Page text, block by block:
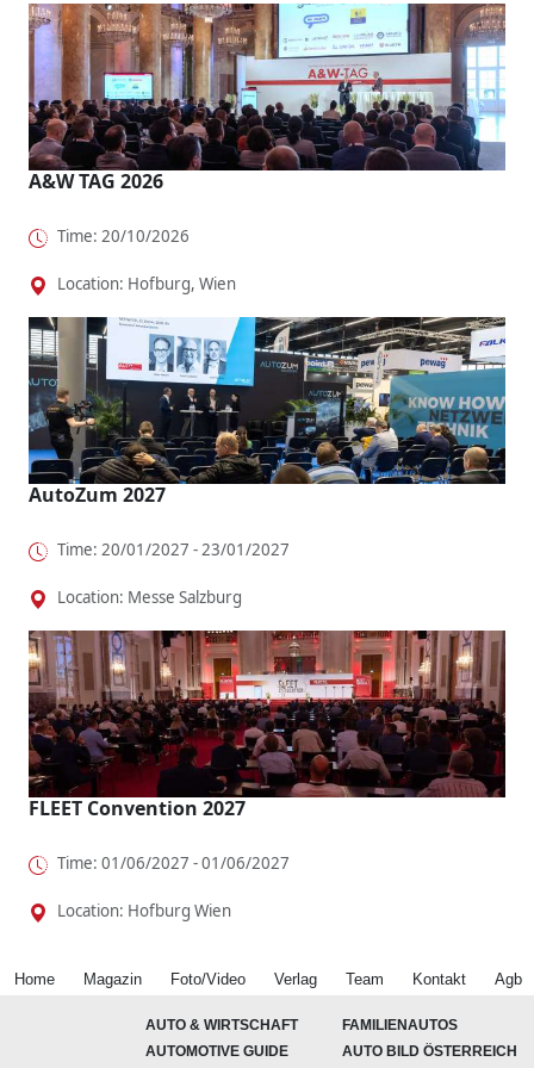
A&W TAG 2026
Time: 20/10/2026
Location: Hofburg, Wien
AutoZum 2027
Time: 20/01/2027 - 23/01/2027
Location: Messe Salzburg
FLEET Convention 2027
Time: 01/06/2027 - 01/06/2027
Location: Hofburg Wien
Home Magazin Foto/Video Verlag Team Kontakt Agb
AUTO & WIRTSCHAFT
FAMILIENAUTOS
AUTOMOTIVE GUIDE
AUTO BILD ÖSTERREICH